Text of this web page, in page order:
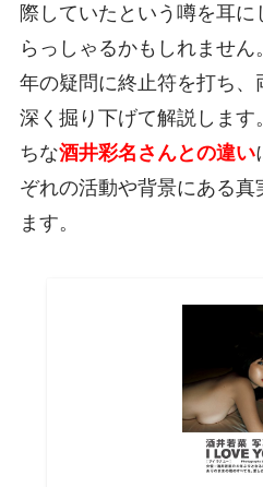
際していたという噂を耳
らっしゃるかもしれませ
年の疑問に終止符を打ち、
深く掘り下げて解説しま
ちな酒井彩名さんとの違い
ぞれの活動や背景にある真
ます。